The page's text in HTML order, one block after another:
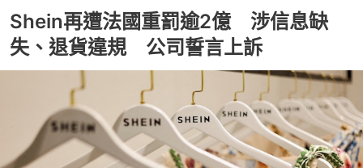
Shein再遭法國重罰逾2億 涉信息缺
失、退貨違規 公司誓言上訴